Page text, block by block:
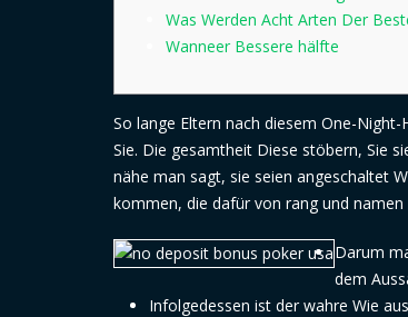
Was Werden Acht Arten Der
Wanneer Bessere hälfte
So lange Eltern nach diesem One-
Sie. Die gesamtheit Diese stöbern, Sie
nähe man sagt, sie seien angeschaltet
kommen, die dafür von rang und
Darum
dem
Infolgedessen ist der wahre Wie